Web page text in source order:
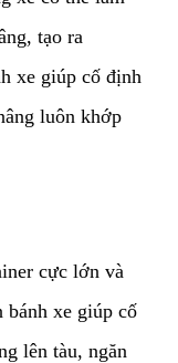
tạo ra
xe giúp cố định
luôn khớp
cực lớn và
bánh xe giúp cố
lên tàu, ngăn